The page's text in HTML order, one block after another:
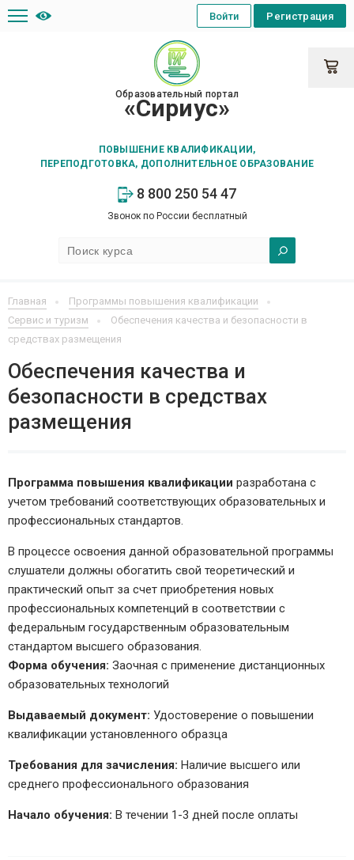
Образовательный портал
«Сириус»
ПОВЫШЕНИЕ КВАЛИФИКАЦИИ,
ПЕРЕПОДГОТОВКА, ДОПОЛНИТЕЛЬНОЕ ОБРАЗОВАНИЕ
8 800 250 54 47
Звонок по России бесплатный
Регистрация
Войти
Главная
Программы повышения квалификации
Сервис и туризм
Обеспечения качества и безопасности в
средствах размещения
Обеспечения качества и
безопасности в средствах
размещения
Программа повышения квалификации разработана с
учетом требований соответствующих образовательных и
профессиональных стандартов.
В процессе освоения данной образовательной программы
слушатели должны обогатить свой теоретический и
практический опыт за счет приобретения новых
профессиональных компетенций в соответствии с
федеральным государственным образовательным
стандартом высшего образования.
Форма обучения: Заочная с применение дистанционных
образовательных технологий
Выдаваемый документ: Удостоверение о повышении
квалификации установленного образца
Требования для зачисления: Наличие высшего или
среднего профессионального образования
Начало обучения: В течении 1-3 дней после оплаты